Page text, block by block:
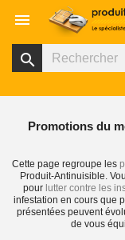

search
Promotions du
Cette page regroupe les
Produit-Antinuisible.
pour lutter contre les
infestation en cours que
présentées peuvent
de vous